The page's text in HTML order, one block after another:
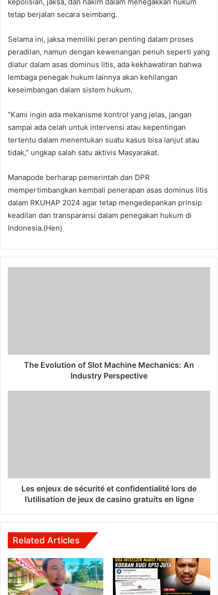
tetap berjalan secara seimbang.
Selama ini, jaksa memiliki peran penting dalam proses
peradilan, namun dengan kewenangan penuh seperti yang
diatur dalam asas dominus litis, ada kekhawatiran bahwa
lembaga penegak hukum lainnya akan kehilangan
keseimbangan dalam sistem hukum.
“Kami ingin ada mekanisme kontrol yang jelas, jangan
sampai ada celah untuk intervensi atau kepentingan
tertentu dalam menentukan suatu kasus bisa lanjut atau
tidak,” ungkap salah satu aktivis Masyarakat.
Manapode berharap pemerintah dan DPR
mempertimbangkan kembali penerapan asas dominus litis
dalam RKUHAP 2024 agar tetap mengedepankan prinsip
keadilan dan transparansi dalam penegakan hukum di
Indonesia.(Hen)
The Evolution of Slot Machine Mechanics: An
Industry Perspective
Les enjeux de sécurité et confidentialité lors de
l’utilisation de jeux de casino gratuits en ligne
Related Articles